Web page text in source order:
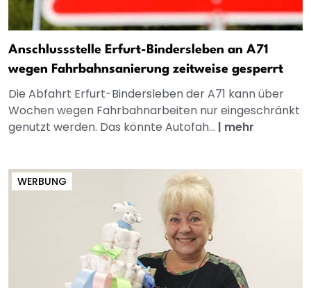
Anschlussstelle Erfurt-Bindersleben an A71
wegen Fahrbahnsanierung zeitweise gesperrt
Die Abfahrt Erfurt-Bindersleben der A71 kann über
Wochen wegen Fahrbahnarbeiten nur eingeschränkt
genutzt werden. Das könnte Autofah... | mehr
WERBUNG